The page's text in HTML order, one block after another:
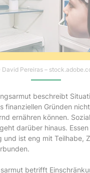
Pereiras –
beschreibt
finanziellen Gründen nicht
ernähren können.
darüber hinaus.
und ist eng mit Teilhabe,
betrifft